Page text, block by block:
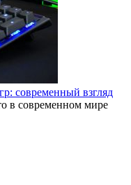
современный взгляд
в современном мире